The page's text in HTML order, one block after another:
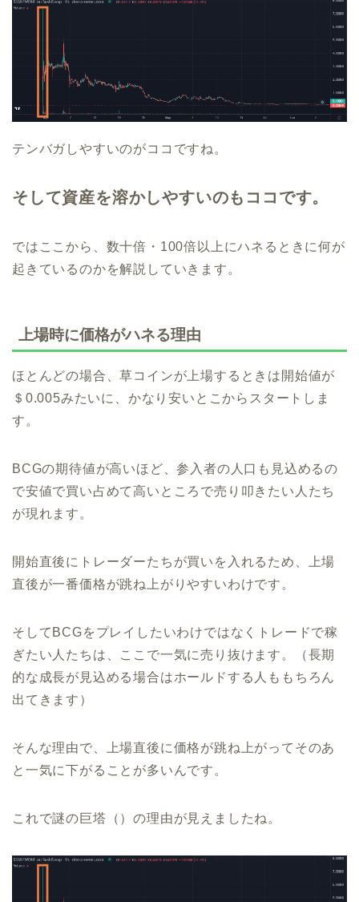
テンバガしやすいのがココですね。
そして資産を溶かしやすいのもココです。
ではここから、数十倍・100倍以上にハネるときに何が
起きているのかを解説していきます。
上場時に価格がハネる理由
ほとんどの場合、草コインが上場するときは開始値が
＄0.005みたいに、かなり安いとこからスタートしま
す。
BCGの期待値が高いほど、参入者の人口も見込めるの
で安値で買い占めて高いところで売り叩きたい人たち
が現れます。
開始直後にトレーダーたちが買いを入れるため、上場
直後が一番価格が跳ね上がりやすいわけです。
そしてBCGをプレイしたいわけではなくトレードで稼
ぎたい人たちは、ここで一気に売り抜けます。（長期
的な成長が見込める場合はホールドする人ももちろん
出てきます）
そんな理由で、上場直後に価格が跳ね上がってそのあ
と一気に下がることが多いんです。
これで謎の巨塔（）の理由が見えましたね。